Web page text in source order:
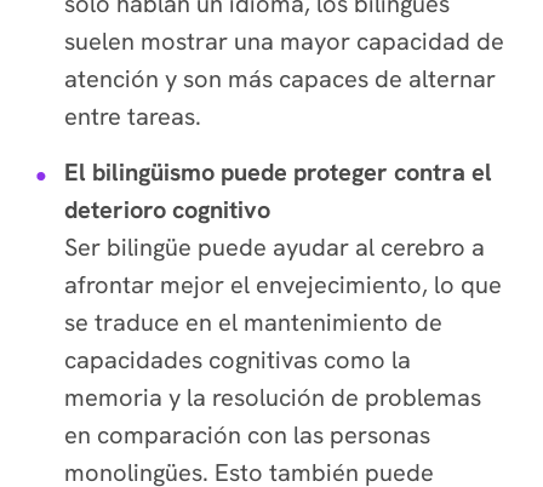
suelen mostrar una mayor capacidad de
atención y son más capaces de alternar
entre tareas.
El bilingüismo puede proteger contra el
deterioro cognitivo
Ser bilingüe puede ayudar al cerebro a
afrontar mejor el envejecimiento, lo que
se traduce en el mantenimiento de
capacidades cognitivas como la
memoria y la resolución de problemas
en comparación con las personas
monolingües. Esto también puede